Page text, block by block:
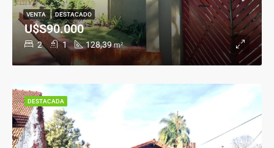
2 1 128,39 m²
U$S90.000
VENTA DESTACADO
DESTACADA